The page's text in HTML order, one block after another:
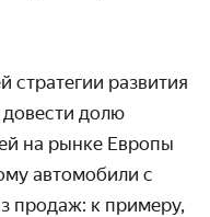
стратегии развития
долю
на рынке Европы
автомобили с
продаж: к примеру,